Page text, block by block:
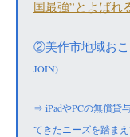
国最強”とよばれ
②美作市地域お
JOIN)
⇒ iPadやPCの無償貸
てきたニーズを踏ま